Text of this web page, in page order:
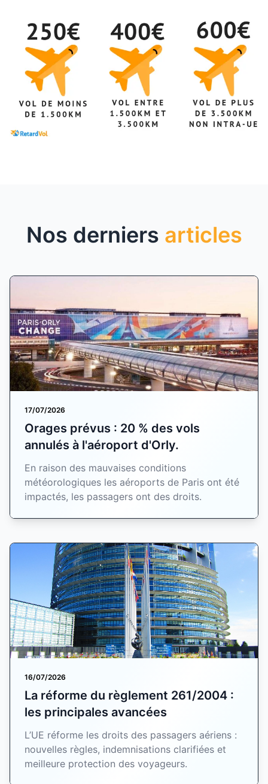
Nos derniers articles
17/07/2026
Orages prévus : 20 % des vols
annulés à l'aéroport d'Orly.
En raison des mauvaises conditions
météorologiques les aéroports de Paris ont été
impactés, les passagers ont des droits.
16/07/2026
La réforme du règlement 261/2004 :
les principales avancées
L’UE réforme les droits des passagers aériens :
nouvelles règles, indemnisations clarifiées et
meilleure protection des voyageurs.